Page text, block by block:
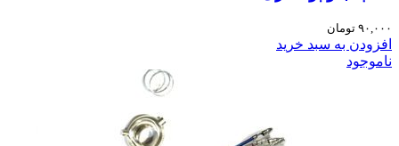
۹۰,۰۰۰ تومان
افزودن به سبد خرید
ناموجود